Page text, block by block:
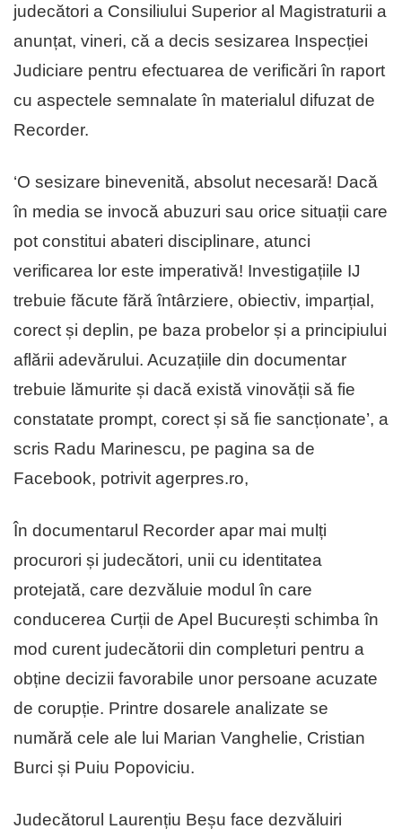
judecători a Consiliului Superior al Magistraturii a
anunțat, vineri, că a decis sesizarea Inspecției
Judiciare pentru efectuarea de verificări în raport
cu aspectele semnalate în materialul difuzat de
Recorder.
‘O sesizare binevenită, absolut necesară! Dacă
în media se invocă abuzuri sau orice situații care
pot constitui abateri disciplinare, atunci
verificarea lor este imperativă! Investigațiile IJ
trebuie făcute fără întârziere, obiectiv, imparțial,
corect și deplin, pe baza probelor și a principiului
aflării adevărului. Acuzațiile din documentar
trebuie lămurite și dacă există vinovății să fie
constatate prompt, corect și să fie sancționate’, a
scris Radu Marinescu, pe pagina sa de
Facebook, potrivit agerpres.ro,
În documentarul Recorder apar mai mulți
procurori și judecători, unii cu identitatea
protejată, care dezvăluie modul în care
conducerea Curții de Apel București schimba în
mod curent judecătorii din completuri pentru a
obține decizii favorabile unor persoane acuzate
de corupție. Printre dosarele analizate se
numără cele ale lui Marian Vanghelie, Cristian
Burci și Puiu Popoviciu.
Judecătorul Laurențiu Beșu face dezvăluiri